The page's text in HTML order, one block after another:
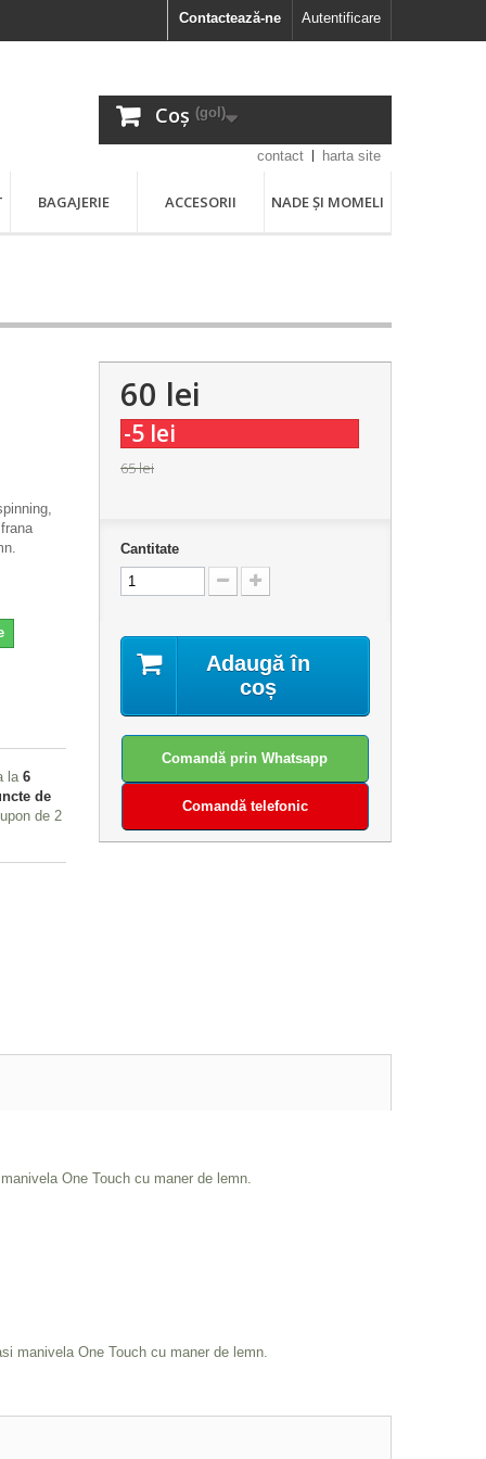
Autentificare
Contactează-ne
Coș (gol)
contact harta site
BAGAJERIE ACCESORII NADE ȘI MOMELI
la 6
de
de 2
60 lei
-5 lei
65 lei
Cantitate
Adaugă în
coș
Comandă prin Whatsapp
Comandă telefonic
One Touch cu maner de lemn.
manivela One Touch cu maner de lemn.